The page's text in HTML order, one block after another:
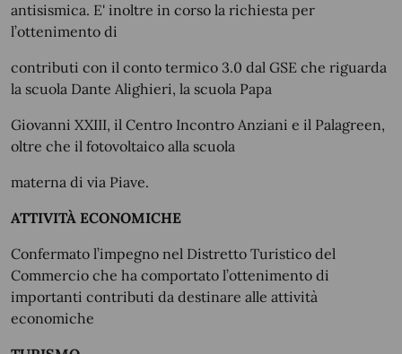
antisismica. E' inoltre in corso la richiesta per
l’ottenimento di
contributi con il conto termico 3.0 dal GSE che riguarda
la scuola Dante Alighieri, la scuola Papa
Giovanni XXIII, il Centro Incontro Anziani e il Palagreen,
oltre che il fotovoltaico alla scuola
materna di via Piave.
ATTIVITÀ ECONOMICHE
Confermato l’impegno nel Distretto Turistico del
Commercio che ha comportato l’ottenimento di
importanti contributi da destinare alle attività
economiche